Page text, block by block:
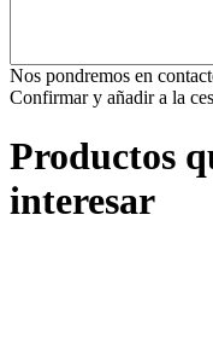
Nos pondremos en
Confirmar y añadir a la
Productos
interesar